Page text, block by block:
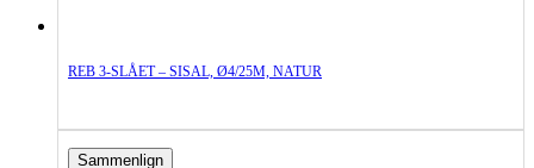
REB 3-SLÅET – SISAL, Ø4/25M, NATUR
Sammenlign